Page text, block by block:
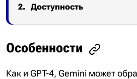
Доступность
Особенности
Как и GPT-4, Gemini может